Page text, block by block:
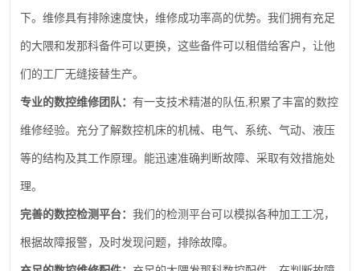
下。维修具有排除速度快，维修成功率高的优势。我们拥有充足
的大隈和发那科备件可以更换，这些备件可以租借给客户，让他
们的工厂无缝接替生产。
专业的数控维修团队： 有一支技术精湛的队伍 ,积累了丰富的数控
维修经验。充分了解数控机床的机械、电气、系统、气动、液压
等的结构及其工作原理。能迅速准确判断故障、采取有效措施处
理。
完善的数控检测平台： 我们的检测平台可以模拟各种加工工况，
根据故障报警，及时发现问题，排除故障。